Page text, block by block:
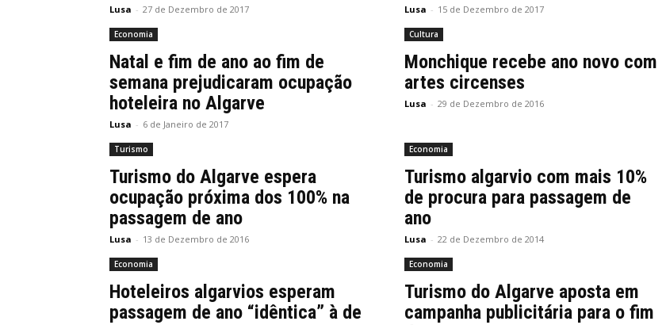
Lusa - 27 de Dezembro de 2017 Lusa - 15 de Dezembro de 2017
Economia
Natal e fim de ano ao fim de
semana prejudicaram ocupação
hoteleira no Algarve
Lusa - 6 de Janeiro de 2017
Cultura
Monchique recebe ano novo com
artes circenses
Lusa - 29 de Dezembro de 2016
Turismo
Turismo do Algarve espera
ocupação próxima dos 100% na
passagem de ano
Lusa - 13 de Dezembro de 2016
Economia
Turismo algarvio com mais 10%
de procura para passagem de
ano
Lusa - 22 de Dezembro de 2014
Economia
Hoteleiros algarvios esperam
passagem de ano “idêntica” à de
Economia
Turismo do Algarve aposta em
campanha publicitária para o fim